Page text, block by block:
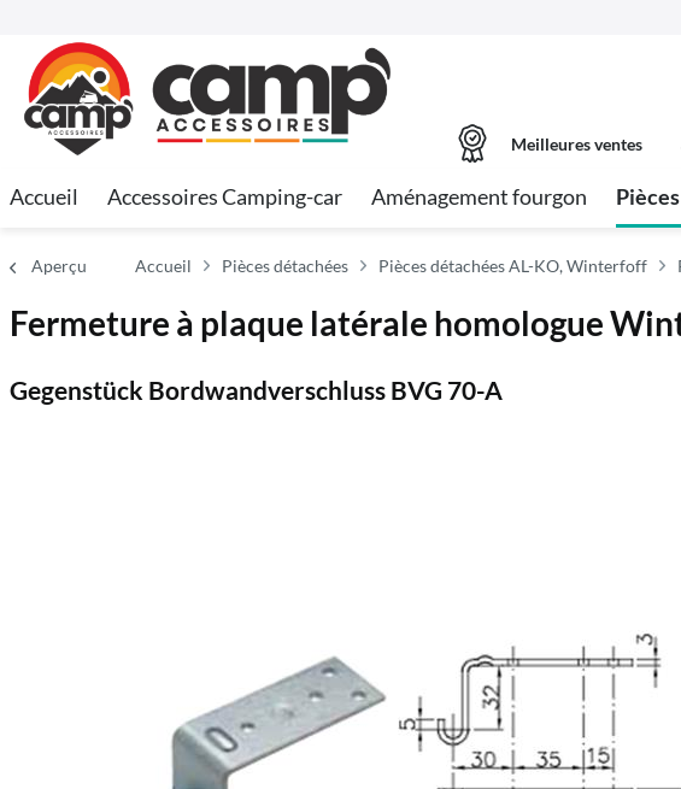
Meilleures ventes
Accueil Accessoires Camping-car Aménagement fourgon
Aperçu Accueil Pièces détachées Pièces détachées AL-KO, Winterfoff
Fermeture à plaque latérale homologue
Gegenstück Bordwandverschluss BVG 70-A